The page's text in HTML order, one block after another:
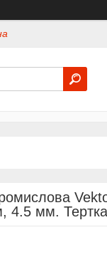
4.5 мм.